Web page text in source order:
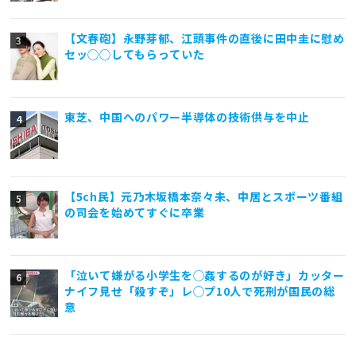
【文春砲】永野芽郁、江頭事件の直後に田中圭に慰め
セッ◯◯してもらっていた
東芝、中国へのパワー半導体の技術供与を中止
【5ch民】元乃木坂橋本奈々未、中居とスポーツ番組
の司会を始めてすぐに卒業
「泣いて嫌がる小学生を◯姦するのが好き」カッター
ナイフ見せ「殺すぞ」レ◯プ10人で死刑が国民の総
意